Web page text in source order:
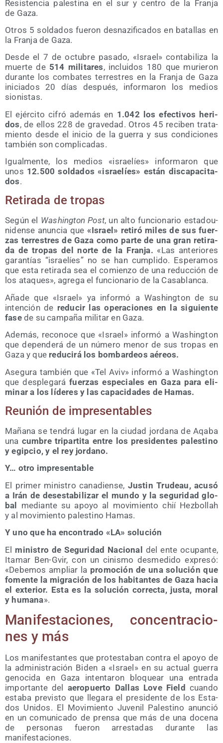
Resis­ten­cia pales­ti­na en el sur y cen­tro de la Fran­ja
de Gaza.
Otros 5 sol­da­dos fue­ron des­na­zi­fi­ca­dos en bata­llas en
la Fran­ja de Gaza.
Des­de el 7 de octu­bre pasa­do, «Israel» con­ta­bi­li­za la
muer­te de 514 mili­ta­res, inclui­dos 180 que murie­ron
duran­te los com­ba­tes terres­tres en la Fran­ja de Gaza
ini­cia­dos 20 días des­pués, infor­ma­ron los medios
sionistas.
El ejér­ci­to cifró ade­más en 1.042 los efec­ti­vos heri­
dos, de ellos 228 de gra­ve­dad. Otros 45 reci­ben tra­ta­
mien­to des­de el ini­cio de la gue­rra y sus con­di­cio­nes
tam­bién son complicadas.
Igual­men­te, los medios «israe­líes» infor­ma­ron que
unos 12.500 sol­da­dos «israe­líes» están dis­ca­pa­ci­ta­
dos.
Reti­ra­da de tropas
Según el Washing­ton Post, un alto fun­cio­na­rio esta­dou­
ni­den­se anun­cia que «Israel» reti­ró miles de sus fuer­
zas terres­tres de Gaza como par­te de una gran reti­ra­
da de tro­pas del nor­te de la Fran­ja. «Las ante­rio­res
garan­tías “israe­líes” no se han cum­pli­do. Espe­ra­mos
que esta reti­ra­da sea el comien­zo de una reduc­ción de
los ata­ques», agre­ga el fun­cio­na­rio de la Casablanca.
Aña­de que «Israel» ya infor­mó a Washing­ton de su
inten­ción de redu­cir las ope­ra­cio­nes en la siguien­te
fasede su cam­pa­ña mili­tar en Gaza.
Ade­más, reco­no­ce que «Israel» infor­mó a Washing­ton
que depen­de­rá de un núme­ro menor de sus tro­pas en
Gaza y que redu­ci­rá los bom­bar­deos aéreos.
Ase­gu­ra tam­bién que «Tel Aviv» infor­mó a Washing­ton
que des­ple­ga­ráfuer­zas espe­cia­les en Gaza para eli­
mi­nar a los líde­res y las capa­ci­da­des de Hamas.
Reu­nión de impresentables
Maña­na se ten­drá lugar en la ciu­dad jor­da­na de Aqa­ba
una cum­bre tri­par­ti­ta entre los pre­si­den­tes pales­tino
y egip­cio, y el rey jordano.
Y… otro impresentable
El pri­mer minis­tro cana­dien­se, Jus­tin Tru­deau, acu­só
a Irán de des­es­ta­bi­li­zar el mun­do y la segu­ri­dad glo­
bal median­te su apo­yo al movi­mien­to chií Hez­bo­llah
y al movi­mien­to pales­tino Hamas.
Y uno que ha encon­tra­do «LA» solución
El minis­tro de Segu­ri­dad Nacio­nal del ente ocu­pan­te,
Ita­mar Ben-Gvir, con un cinis­mo des­me­di­do expre­só:
«Debe­mos ampliar la pro­mo­ción de una solu­ción que
fomen­te la migra­ción de los habi­tan­tes de Gaza hacia
el exte­rior. Esta es la solu­ción correc­ta, jus­ta, moral
y huma­na».
Mani­fes­ta­cio­nes, con­cen­tra­cio­
nes y más
Los mani­fes­tan­tes que pro­tes­ta­ban con­tra el apo­yo de
la admi­nis­tra­ción Biden a «Israel» en su actual gue­rra
geno­ci­da en Gaza inten­ta­ron blo­quear una entra­da
impor­tan­te del aero­puer­to Dallas Love Field cuan­do
esta­ba pre­vis­to que lle­ga­ra el pre­si­den­te de los Esta­
dos Uni­dos. El Movi­mien­to Juve­nil Pales­tino anun­ció
en un comu­ni­ca­do de pren­sa que más de una doce­na
de per­so­nas fue­ron arres­ta­das duran­te las
manifestaciones.